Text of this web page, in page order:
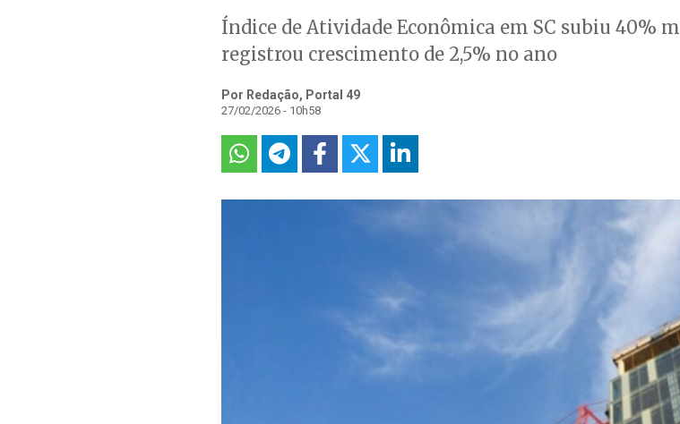
Índice de Atividade Econômica em SC subiu 40%
registrou crescimento de 2,5% no ano
Por Redação, Portal 49
27/02/2026 - 10h58